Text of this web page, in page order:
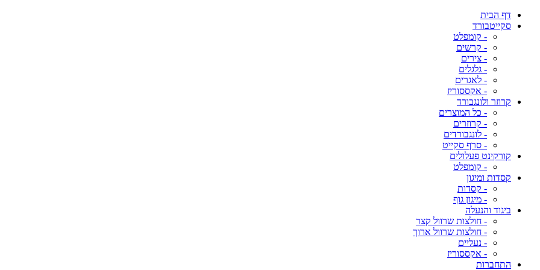
דף הבית
סקייטבורד
- קומפלט
- קרשים
- צירים
- גלגלים
- לאגרים
- אקססוריז
קרוזר ולונגבורד
- כל המוצרים
- קרוזרים
- לונגבורדים
- סרף סקייט
קורקינט פעלולים
- קומפלט
קסדות ומיגון
- קסדות
- מיגון גוף
ביגוד והנעלה
- חולצות שרוול קצר
- חולצות שרוול ארוך
- נעליים
- אקססוריז
התחברות